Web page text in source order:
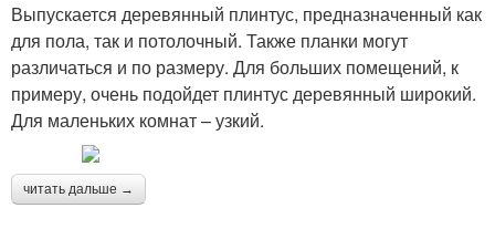
Выпускается деревянный плинтус, предназначенный как
для пола, так и потолочный. Также планки могут
различаться и по размеру. Для больших помещений, к
примеру, очень подойдет плинтус деревянный широкий.
Для маленьких комнат – узкий.
читать дальше →